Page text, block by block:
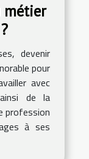
métier
devenir
pour
avec
de la
profession
à ses